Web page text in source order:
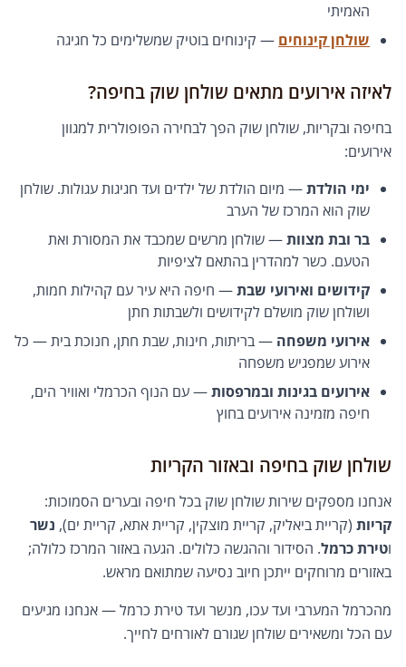
האמיתי
שולחן קינוחים — קינוחים בוטיק שמשלימים כל חגיגה
לאיזה אירועים מתאים שולחן שוק בחיפה?
בחיפה ובקריות, שולחן שוק הפך לבחירה הפופולרית למגוון
אירועים:
ימי הולדת— מיום הולדת של ילדים ועד חגיגות עגולות. שולחן
שוק הוא המרכז של הערב
בר ובת מצוות— שולחן מרשים שמכבד את המסורת ואת
הטעם. כשר למהדרין בהתאם לציפיות
קידושים ואירועי שבת— חיפה היא עיר עם קהילות חמות,
ושולחן שוק מושלם לקידושים ולשבתות חתן
אירועי משפחה — בריתות, חינות, שבת חתן, חנוכת בית — כל
אירוע שמפגיש משפחה
אירועים בגינות ובמרפסות— עם הנוף הכרמלי ואוויר הים,
חיפה מזמינה אירועים בחוץ
שולחן שוק בחיפה ובאזור הקריות
אנחנו מספקים שירות שולחן שוק בכל חיפה ובערים הסמוכות:
קריות (קריית ביאליק, קריית מוצקין, קריית אתא, קריית ים), נשר
וטירת כרמל. הסידור וההגשה כלולים. הגעה באזור המרכז כלולה;
באזורים מרוחקים ייתכן חיוב נסיעה שמתואם מראש.
מהכרמל המערבי ועד עכו, מנשר ועד טירת כרמל — אנחנו מגיעים
עם הכל ומשאירים שולחן שגורם לאורחים לחייך.